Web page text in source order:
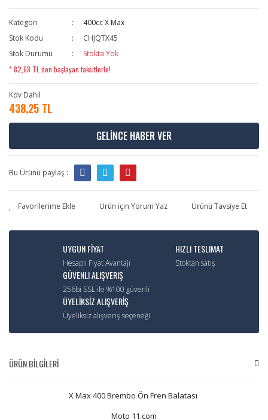
Kategori
400cc X Max
Stok Kodu
CHJQTX45
Stok Durumu
Stokta Yok
* 82,68 TL den başlayan taksitlerle!
Kdv Dahil
438,25 TL
GELİNCE HABER VER
Bu Ürünü paylaş :
Ürün için Yorum Yaz Ürünü Tavsiye Et
UYGUN FİYAT
Hesaplı Fiyat Avantajı
HIZLI TESLIMAT
Stoktan satış
GÜVENLI ALIŞVERIŞ
256bi SSL ile %100 güvenli
ÜYELİKSİZ ALIŞVERİŞ
Üyeliksiz alışveriş seçeneği
ÜRÜN BİLGİLERİ
X Max 400 Brembo Ön Fren Balatası
Moto 11.com